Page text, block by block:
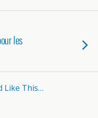
les
Like This…